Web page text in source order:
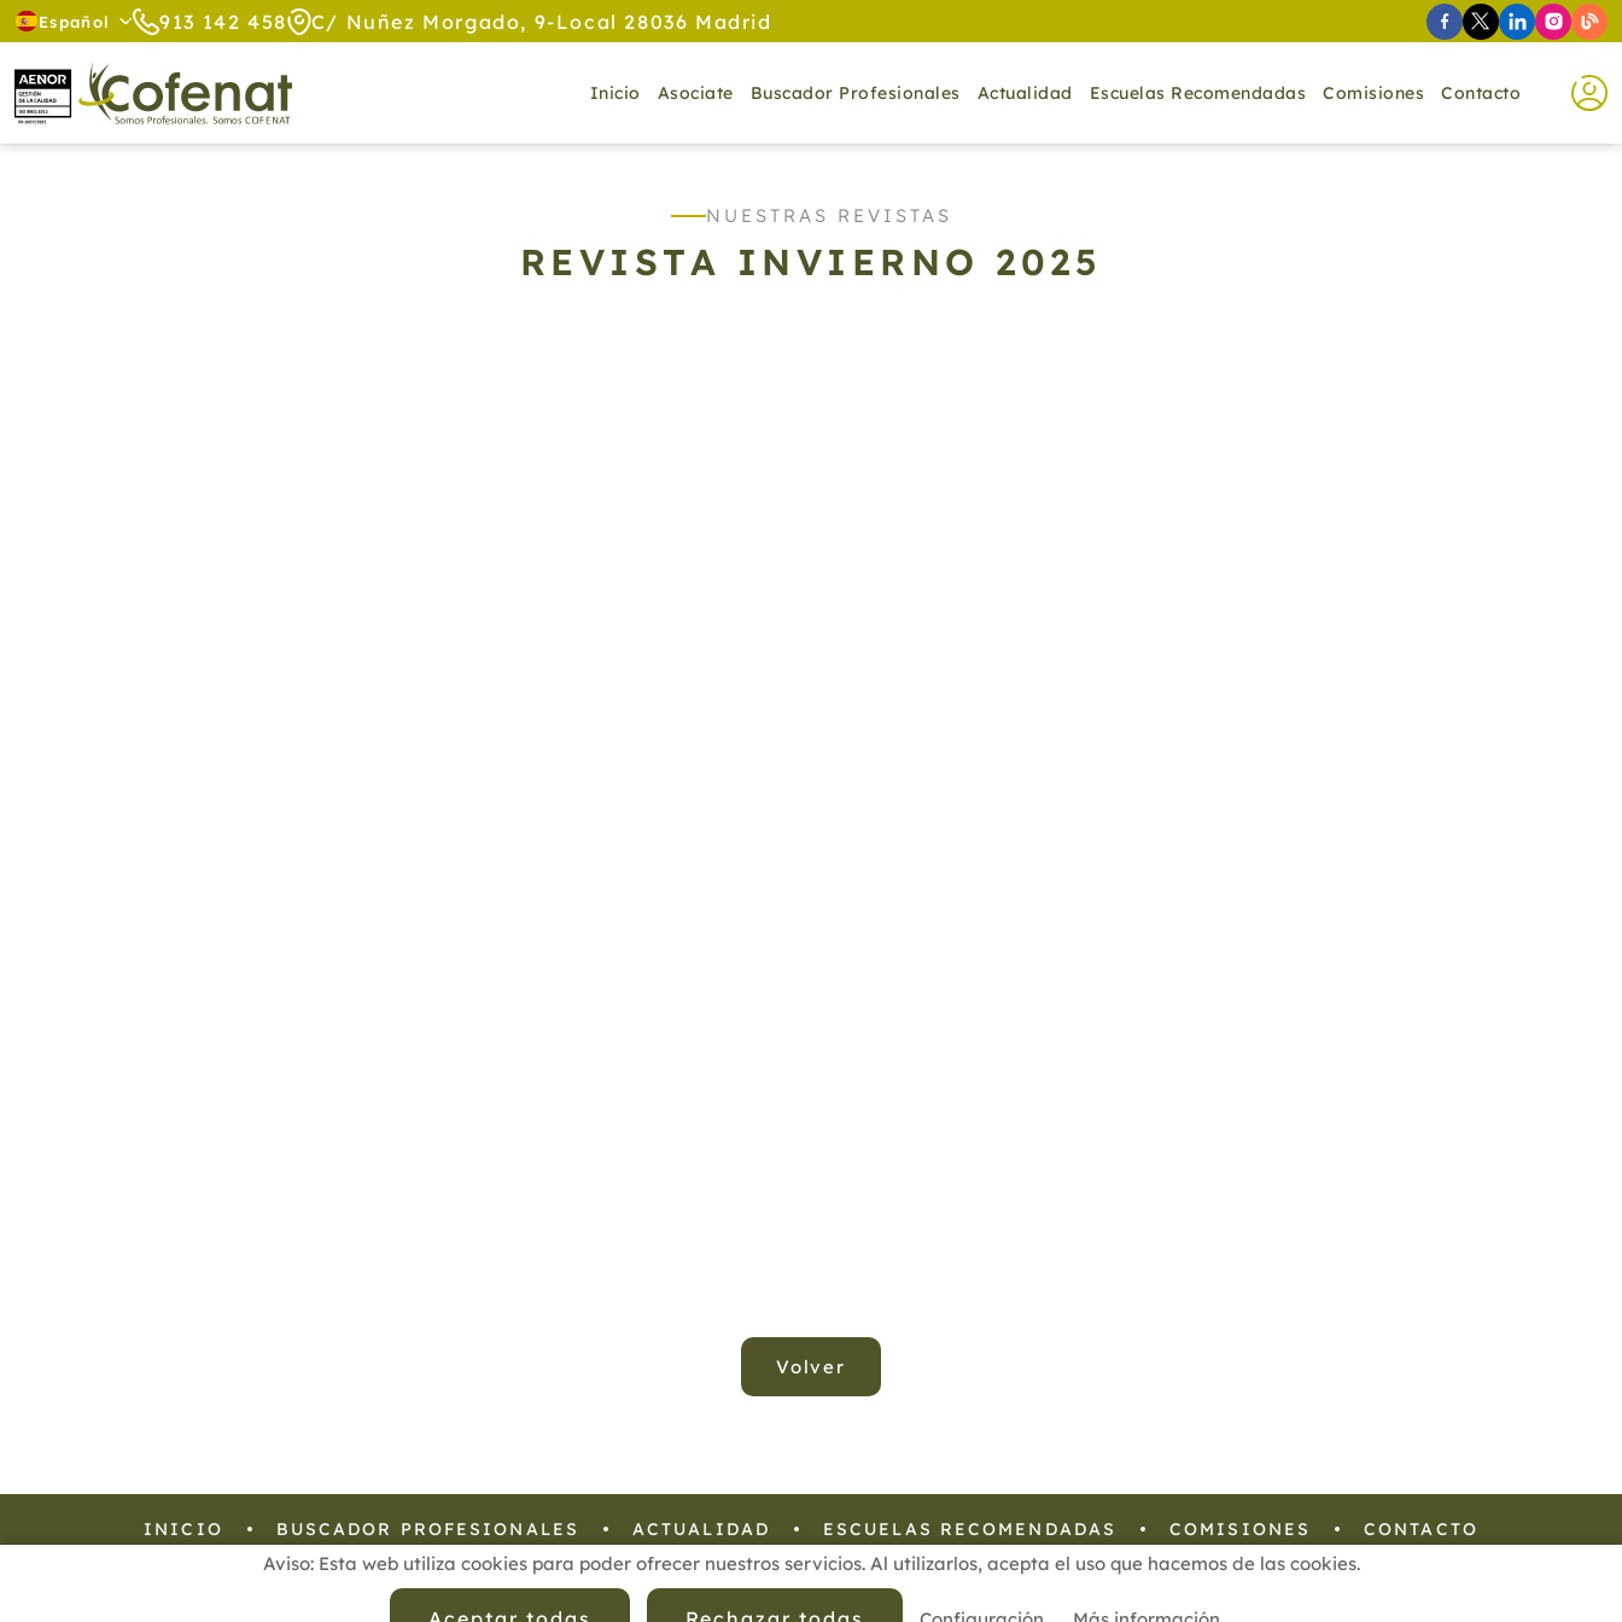
Español 913 142 458 C/ Nuñez Morgado, 9-Local 28036 Madrid
Inicio Asociate Buscador Profesionales Actualidad Escuelas Recomendadas Comisiones Contacto
NUESTRAS REVISTAS
REVISTA INVIERNO 2025
Volver
Aviso: Esta web utiliza cookies para poder ofrecer nuestros servicios. Al utilizarlos, acepta el uso que hacemos de las cookies.
INICIO BUSCADOR PROFESIONALES ACTUALIDAD ESCUELAS RECOMENDADAS COMISIONES CONTACTO
Aviso Legal Política de Privacidad de Datos